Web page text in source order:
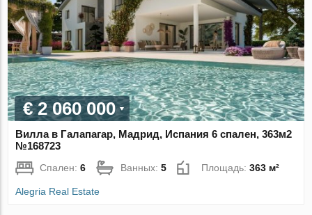
€ 2 060 000
Вилла в Галапагар, Мадрид, Испания 6 спален, 363м2
№168723
Спален:6 Ванных:5 Площадь:363 м²
Alegria Real Estate